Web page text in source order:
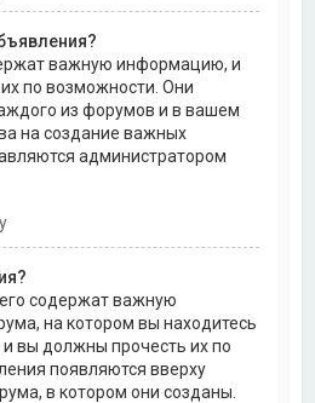
важную информацию, и
по возможности. Они
из форумов и в вашем
на создание важных
администратором
содержат важную
на котором вы находитесь
вы должны прочесть их по
появляются вверху
в котором они созданы.